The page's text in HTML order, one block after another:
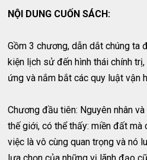
NỘI DUNG CUỐN SÁCH:
Gồm 3 chương, dẫn dắt chúng ta
kiện lịch sử đến hình thái chính
ứng và nắm bắt các quy luật vận
Chương đầu tiên: Nguyên nhân
thế giới, có thể thấy: miền đất mà
việc là vô cùng quan trọng và nó